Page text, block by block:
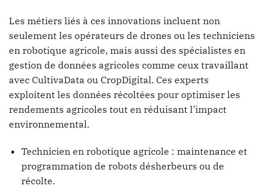
Les métiers liés à ces innovations incluent non
seulement les opérateurs de drones ou les techniciens
en robotique agricole, mais aussi des spécialistes en
gestion de données agricoles comme ceux travaillant
avec CultivaData ou CropDigital. Ces experts
exploitent les données récoltées pour optimiser les
rendements agricoles tout en réduisant l’impact
environnemental.
Technicien en robotique agricole : maintenance et
programmation de robots désherbeurs ou de
récolte.